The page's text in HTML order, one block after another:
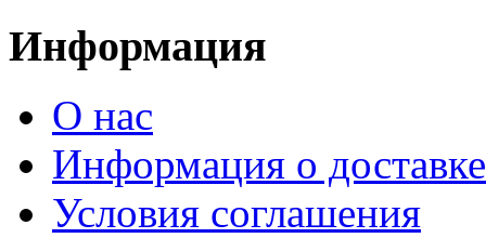
Информация
О нас
Информация о доставке
Условия соглашения